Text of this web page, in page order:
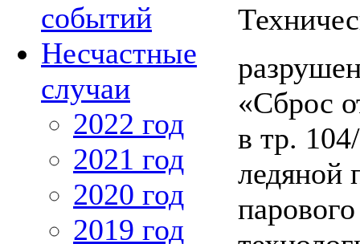
событий
Несчастные
случаи
2022 год
2021 год
2020 год
2019 год
«Сброс
в тр.
ледяной